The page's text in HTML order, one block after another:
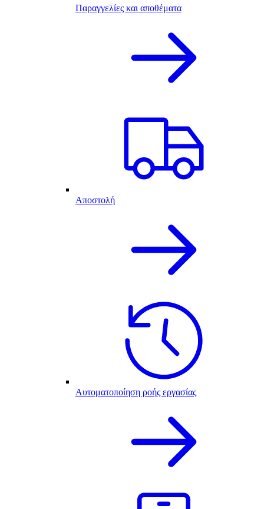
Παραγγελίες και αποθέματα
Αποστολή
Αυτοματοποίηση ροής εργασίας